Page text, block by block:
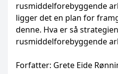
rusmiddelforebyggende
ligger det en plan for
denne. Hva er så
rusmiddelforebyggende
Forfatter: Grete Eide